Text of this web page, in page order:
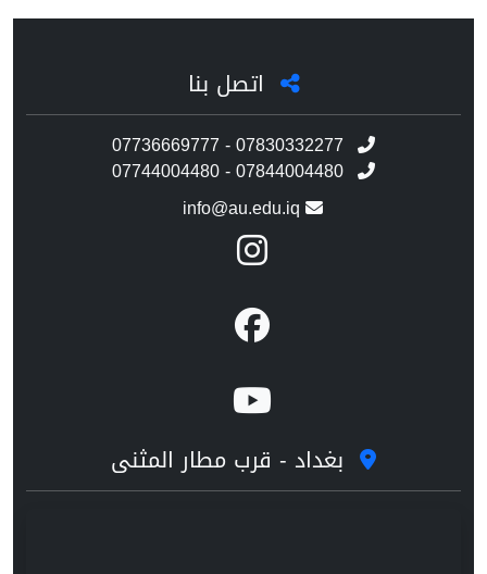
اتصل بنا
07736669777 - 07830332277
07744004480 - 07844004480
info@au.edu.iq
بغداد - قرب مطار المثنى